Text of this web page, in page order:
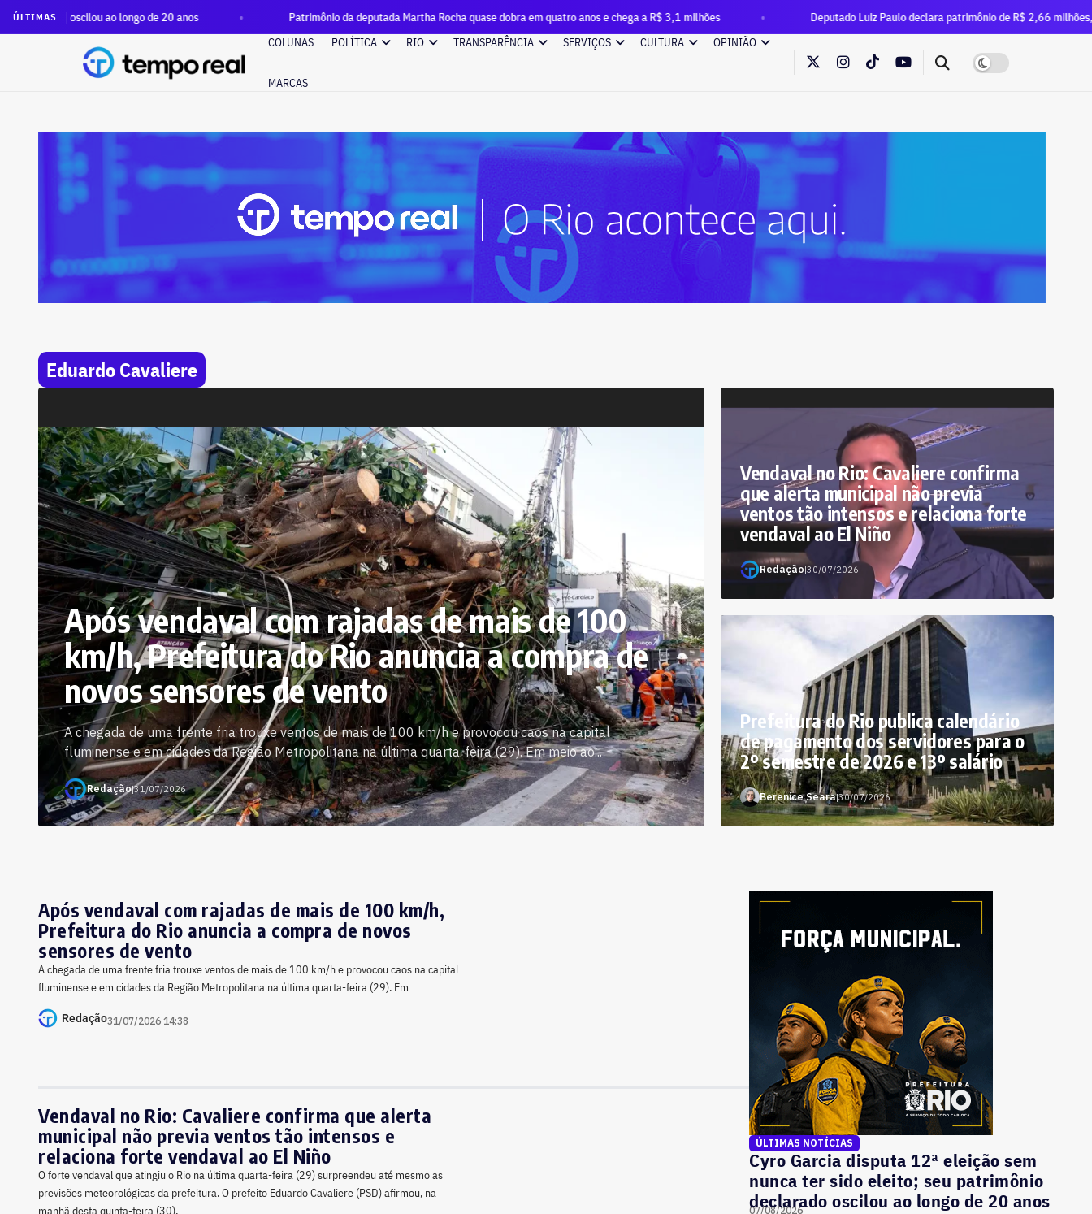
ÚLTIMAS
ao longo de 20 anos Patrimônio da deputada Martha Rocha quase dobra em quatro anos e chega a R$ 3,1 milhões
Deputado Luiz Paulo declara patrimônio de R$ 2,66 milhões, 72,7% maior que
COLUNAS
POLÍTICA RIO TRANSPARÊNCIA SERVIÇOS CULTURA OPINIÃO
MARCAS
Eduardo Cavaliere
Após vendaval com rajadas de mais de 100
km/h, Prefeitura do Rio anuncia a compra de
novos sensores de vento
A chegada de uma frente fria trouxe ventos de mais de 100 km/h e provocou caos na capital
fluminense e em cidades da Região Metropolitana na última quarta-feira (29). Em meio ao...
Redação|31/07/2026
Vendaval no Rio: Cavaliere confirma
que alerta municipal não previa
ventos tão intensos e relaciona forte
vendaval ao El Niño
Redação|30/07/2026
Prefeitura do Rio publica calendário
de pagamento dos servidores para o
2º semestre de 2026 e 13º salário
Berenice Seara|30/07/2026
Após vendaval com rajadas de mais de 100 km/h,
Prefeitura do Rio anuncia a compra de novos
sensores de vento
A chegada de uma frente fria trouxe ventos de mais de 100 km/h e provocou caos na capital
fluminense e em cidades da Região Metropolitana na última quarta-feira (29). Em
Redação31/07/2026 14:38
Vendaval no Rio: Cavaliere confirma que alerta
municipal não previa ventos tão intensos e
relaciona forte vendaval ao El Niño
O forte vendaval que atingiu o Rio na última quarta-feira (29) surpreendeu até mesmo as
previsões meteorológicas da prefeitura. O prefeito Eduardo Cavaliere (PSD) afirmou, na
manhã desta quinta-feira (30),
ÚLTIMAS NOTÍCIAS
Cyro Garcia disputa 12ª eleição sem
nunca ter sido eleito; seu patrimônio
declarado oscilou ao longo de 20 anos
07/08/2026